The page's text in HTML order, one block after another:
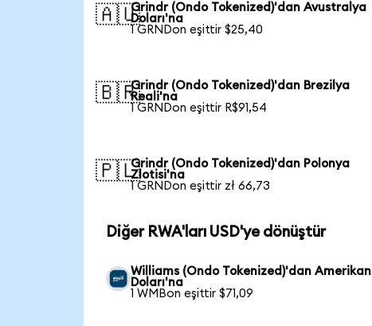
🇦🇺Grindr (Ondo Tokenized)'dan Avustralya
Doları'na
1 GRNDon eşittir $25,40
🇧🇷Grindr (Ondo Tokenized)'dan Brezilya
Reali'na
1 GRNDon eşittir R$91,54
🇵🇱Grindr (Ondo Tokenized)'dan Polonya
Zlotisi'na
1 GRNDon eşittir zł 66,73
Diğer RWA'ları USD'ye dönüştür
Williams (Ondo Tokenized)'dan Amerikan
Doları'na
1 WMBon eşittir $71,09